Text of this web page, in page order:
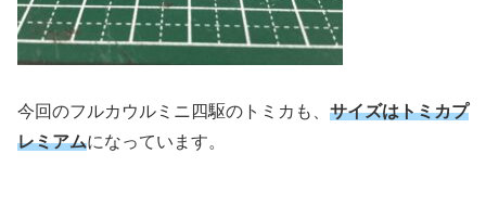
今回のフルカウルミニ四駆のトミカも、 サイズはトミカプ
レミアムになっています。